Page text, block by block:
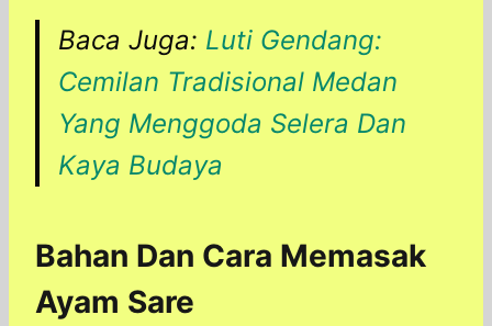
Baca Juga: Luti Gendang:
Cemilan Tradisional Medan
Yang Menggoda Selera Dan
Kaya Budaya
Bahan Dan Cara Memasak
Ayam Sare